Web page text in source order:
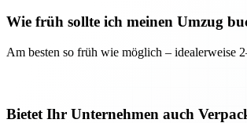
Wie früh sollte ich meinen Umzug
Am besten so früh wie möglich – idealerweise
Bietet Ihr Unternehmen auch